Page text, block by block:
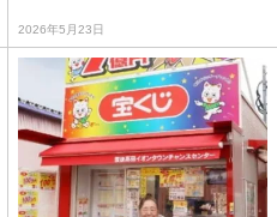
2026年5月23日